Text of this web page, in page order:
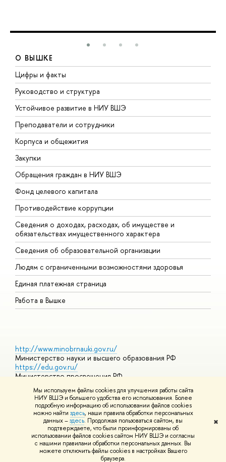
Мы используем файлы cookies для улучшения работы сайта
НИУ ВШЭ и большего удобства его использования. Более
подробную информацию об использовании файлов cookies
можно найти здесь, наши правила обработки персональных
данных –здесь. Продолжая пользоваться сайтом, вы
подтверждаете, что были проинформированы об
использовании файлов cookies сайтом НИУ ВШЭ и согласны
с нашими правилами обработки персональных данных. Вы
можете отключить файлы cookies в настройках Вашего
браузера.
✖
О ВЫШКЕ
Цифры и факты
Руководство и структура
Устойчивое развитие в НИУ ВШЭ
Преподаватели и сотрудники
Корпуса и общежития
Закупки
Обращения граждан в НИУ ВШЭ
Фонд целевого капитала
Противодействие коррупции
Сведения о доходах, расходах, об имуществе и
обязательствах имущественного характера
Сведения об образовательной организации
Людям с ограниченными возможностями здоровья
Единая платежная страница
Работа в Вышке
http://www.minobrnauki.gov.ru/
Министерство науки и высшего образования РФ
https://edu.gov.ru/
Министерство просвещения РФ
Массовые открытые онлайн-курсы
© НИУ ВШЭ 1993–2026 Адреса и контактыУсловия
использования материалов Политика конфиденциальности
Шрифты HSE Sans и HSE Slab разработаны вШколе дизайна НИУ